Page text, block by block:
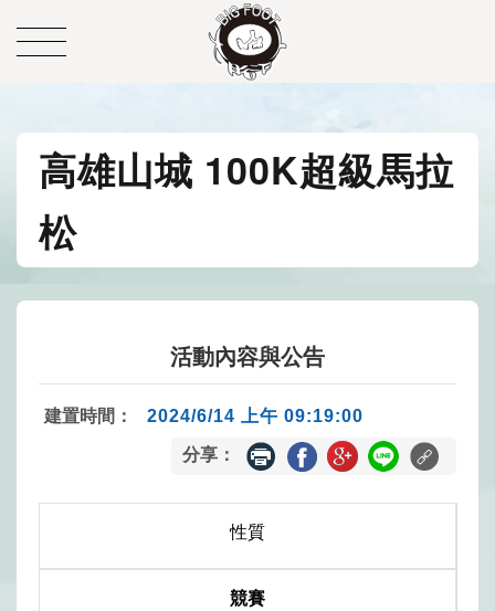
高雄山城 100K超級馬拉
松
活動內容與公告
建置時間： 2024/6/14 上午 09:19:00
分享：
性質
競賽